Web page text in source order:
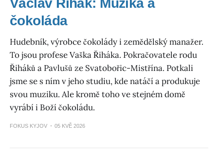
Václav Řihák: Muzika a
čokoláda
Hudebník, výrobce čokolády i zemědělský manažer.
To jsou profese Vaška Řiháka. Pokračovatele rodu
Řiháků a Pavlušů ze Svatobořic-Mistřína. Potkali
jsme se s ním v jeho studiu, kde natáčí a produkuje
svou muziku. Ale kromě toho ve stejném domě
vyrábí i Boží čokoládu.
FOKUS KYJOV 05 KVĚ 2026